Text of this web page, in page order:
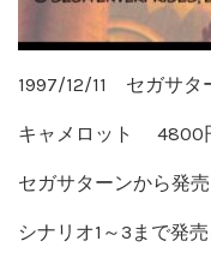
1997/12/11 セガサタ
キャメロット 4800
セガサターンから発
シナリオ1～3まで発